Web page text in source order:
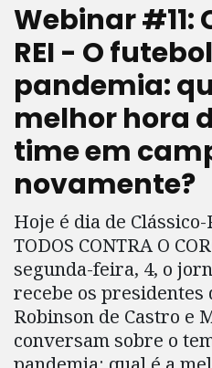
Webinar #11:
REI - O
pandemia:
melhor hora
time em
novamente?
Hoje é dia de
TODOS CONTRA O
segunda-feira, 4, o
recebe os presidentes
Robinson de Castro e
conversam sobre o